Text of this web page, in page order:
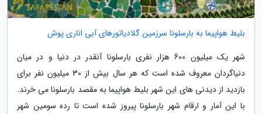
بلیط هواپیما به بارسلونا سرزمین گلادیاتورهای آبی اناری پوش
شهر یک میلیون 600 هزار نفری بارسلونا آنقدر در دنیا و در میان
دنیاگردان معروف شده است که هر سال بیش از 30 میلیون نفر برای
بازدید از دیدنی های این شهر بلیط هواپیما به مقصد بارسلونا می خرند.
با این آمار و ارقام شهر بارسلونا پیروز شده است تا رده سومین شهر